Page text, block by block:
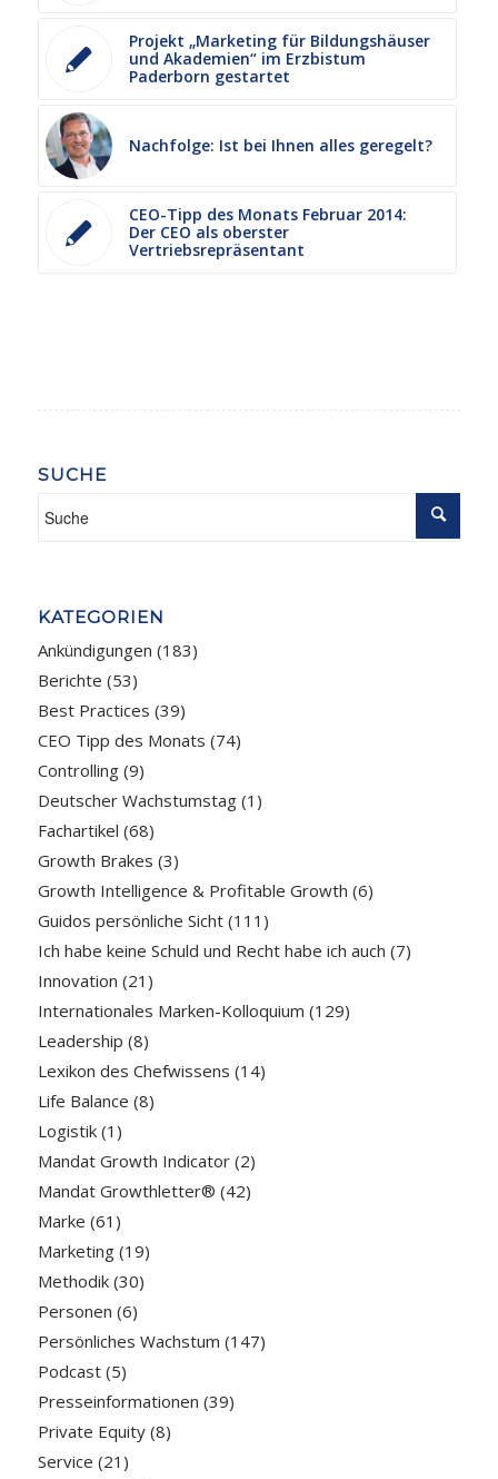
Projekt „Marketing für Bildungshäuser
und Akademien“ im Erzbistum
Paderborn gestartet
Nachfolge: Ist bei Ihnen alles geregelt?
CEO-Tipp des Monats Februar 2014:
Der CEO als oberster
Vertriebsrepräsentant
SUCHE
KATEGORIEN
Ankündigungen (183)
Berichte (53)
Best Practices (39)
CEO Tipp des Monats (74)
Controlling(9)
Deutscher Wachstumstag(1)
Fachartikel (68)
Growth Brakes (3)
Growth Intelligence & Profitable Growth (6)
Guidos persönliche Sicht(111)
Ich habe keine Schuld und Recht habe ich auch (7)
Innovation (21)
Internationales Marken-Kolloquium (129)
Leadership (8)
Lexikon des Chefwissens (14)
Life Balance (8)
Logistik(1)
Mandat Growth Indicator(2)
Mandat Growthletter® (42)
Marke (61)
Marketing(19)
Methodik(30)
Personen (6)
Persönliches Wachstum (147)
Podcast(5)
Presseinformationen (39)
Private Equity(8)
Service (21)